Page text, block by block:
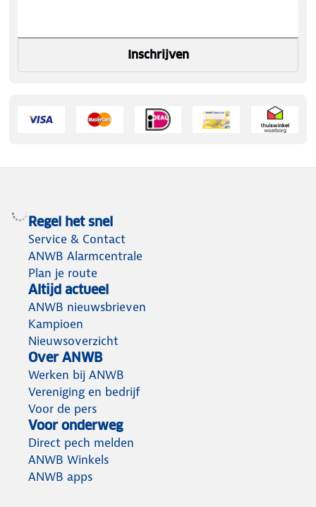
Inschrijven
Regel het snel
Service & Contact
ANWB Alarmcentrale
Plan je route
Altijd actueel
ANWB nieuwsbrieven
Kampioen
Nieuwsoverzicht
Over ANWB
Werken bij ANWB
Vereniging en bedrijf
Voor de pers
Voor onderweg
Direct pech melden
ANWB Winkels
ANWB apps